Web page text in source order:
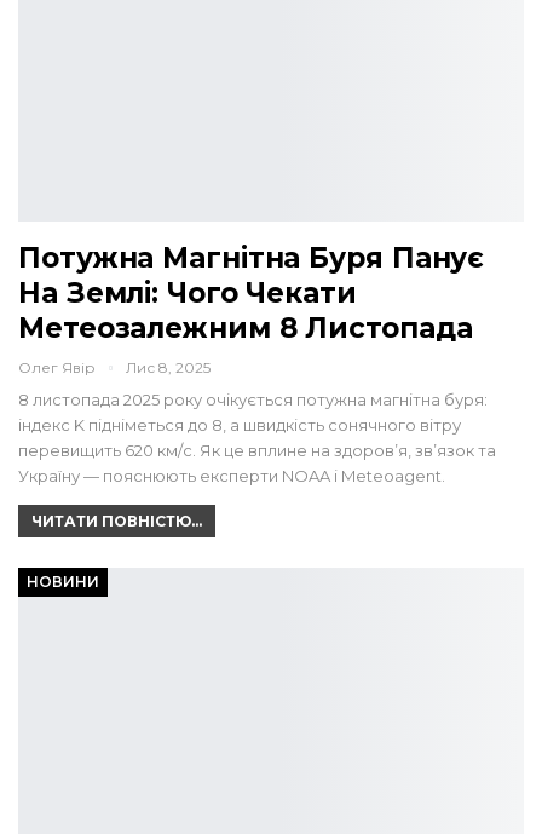
Потужна Магнітна Буря Панує
На Землі: Чого Чекати
Метеозалежним 8 Листопада
Олег Явір Лис 8, 2025
8 листопада 2025 року очікується потужна магнітна буря:
індекс K підніметься до 8, а швидкість сонячного вітру
перевищить 620 км/с. Як це вплине на здоров’я, зв’язок та
Україну — пояснюють експерти NOAA і Meteoagent.
ЧИТАТИ ПОВНІСТЮ...
НОВИНИ